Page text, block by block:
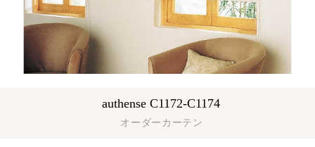
オーダーカーテン
authense C1172-C1174